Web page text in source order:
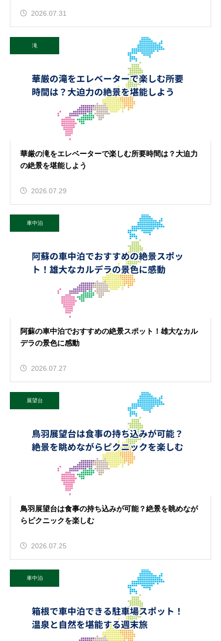
2026.07.31
滝
華厳の滝をエレベーターで楽しむ所要時間は？大迫力
の絶景を堪能しよう
2026.07.29
車中泊
阿蘇の車中泊でおすすめの絶景スポット！雄大なカル
デラの景色に感動
2026.07.27
展望台
鳥羽展望台は食事の持ち込みが可能？絶景を眺めなが
らピクニックを楽しむ
2026.07.25
車中泊